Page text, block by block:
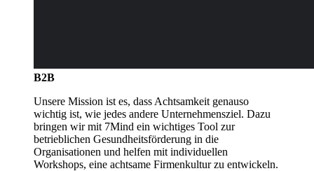
B2B
Unsere Mission ist es, dass Achtsamkeit genauso
wichtig ist, wie jedes andere Unternehmensziel. Dazu
bringen wir mit 7Mind ein wichtiges Tool zur
betrieblichen Gesundheitsförderung in die
Organisationen und helfen mit individuellen
Workshops, eine achtsame Firmenkultur zu entwickeln.